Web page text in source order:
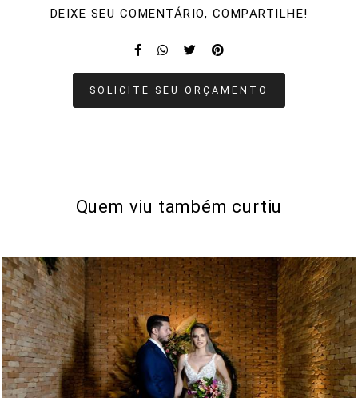
DEIXE SEU COMENTÁRIO, COMPARTILHE!
SOLICITE SEU ORÇAMENTO
Quem viu também curtiu